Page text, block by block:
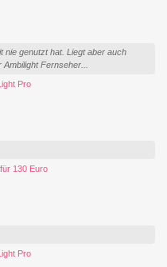
nie genutzt hat. Liegt aber auch
Fernseher...
Pro
130 Euro
Pro